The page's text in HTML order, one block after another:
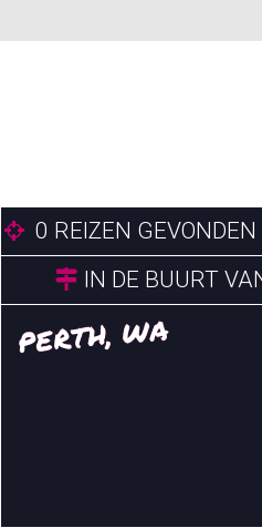
0 REIZEN
IN DE BUURT
PERTH, WA